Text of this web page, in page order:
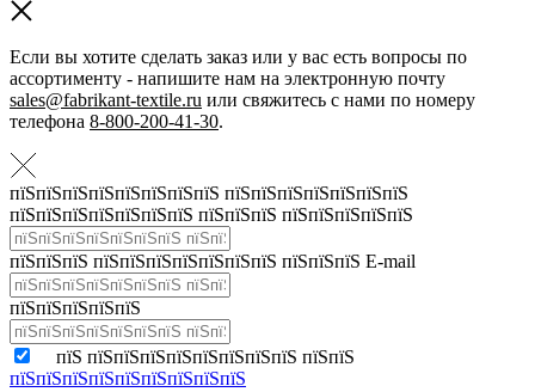
Если вы хотите сделать заказ или у вас есть вопросы по
ассортименту - напишите нам на электронную почту
sales@fabrikant-textile.ru или свяжитесь с нами по номеру
телефона 8-800-200-41-30.
пїЅпїЅпїЅпїЅпїЅпїЅпїЅпїЅ пїЅпїЅпїЅпїЅпїЅпїЅпїЅ
пїЅпїЅпїЅпїЅпїЅпїЅпїЅ пїЅпїЅпїЅ пїЅпїЅпїЅпїЅпїЅ
пїЅпїЅпїЅ пїЅпїЅпїЅпїЅпїЅпїЅпїЅ пїЅпїЅпїЅ E-mail
пїЅпїЅпїЅпїЅпїЅ
пїЅ пїЅпїЅпїЅпїЅпїЅпїЅпїЅпїЅ пїЅпїЅ
пїЅпїЅпїЅпїЅпїЅпїЅпїЅпїЅпїЅ